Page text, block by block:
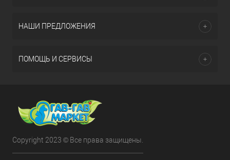
НАШИ ПРЕДЛОЖЕНИЯ
ПОМОЩЬ И СЕРВИСЫ
Copyright 2023 © Все права защищены.